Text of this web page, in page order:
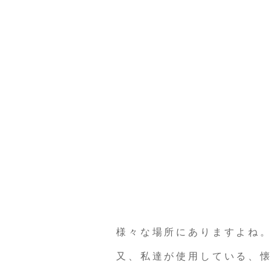
様々な場所にありますよね。
又、私達が使用している、